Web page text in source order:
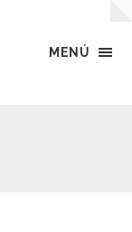
MENÚ